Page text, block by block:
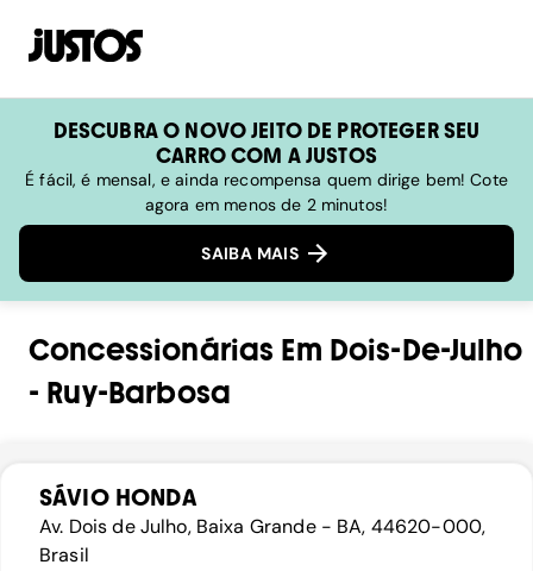
DESCUBRA O NOVO JEITO DE PROTEGER SEU
CARRO COM A JUSTOS
É fácil, é mensal, e ainda recompensa quem dirige bem! Cote
agora em menos de 2 minutos!
SAIBA MAIS
Concessionárias Em Dois-De-Julho
- Ruy-Barbosa
SÁVIO HONDA
Av. Dois de Julho, Baixa Grande - BA, 44620-000,
Brasil